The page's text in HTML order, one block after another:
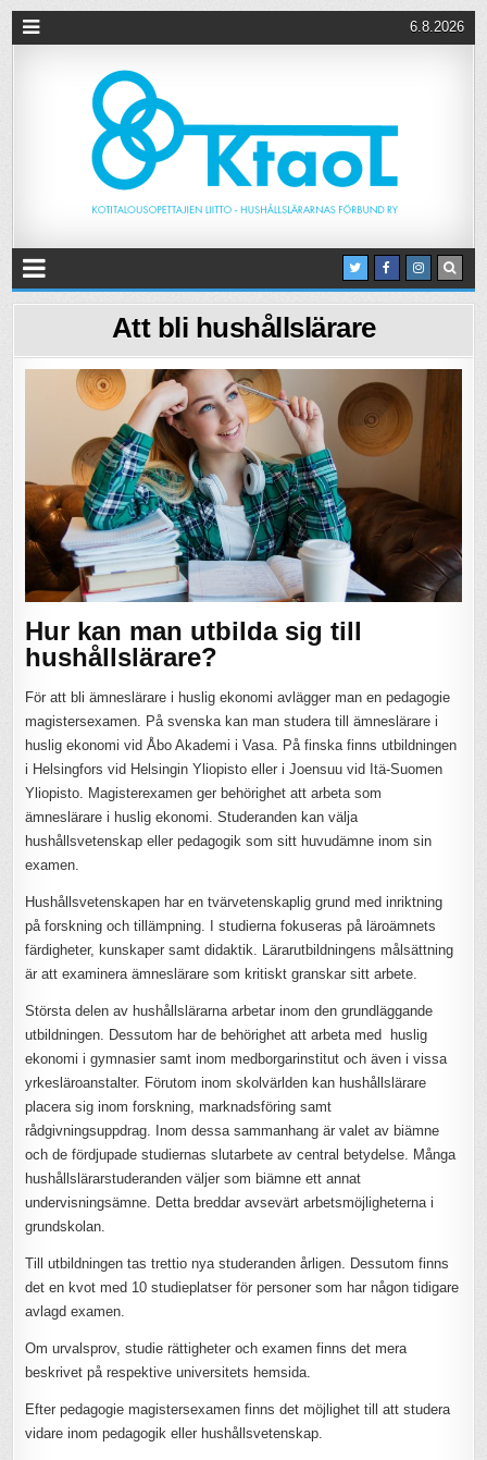
6.8.2026
Att bli hushållslärare
Hur kan man utbilda sig till
hushållslärare?
För att bli ämneslärare i huslig ekonomi avlägger man en pedagogie
magistersexamen. På svenska kan man studera till ämneslärare i
huslig ekonomi vid Åbo Akademi i Vasa. På finska finns utbildningen
i Helsingfors vid Helsingin Yliopisto eller i Joensuu vid Itä-Suomen
Yliopisto. Magisterexamen ger behörighet att arbeta som
ämneslärare i huslig ekonomi. Studeranden kan välja
hushållsvetenskap eller pedagogik som sitt huvudämne inom sin
examen.
Hushållsvetenskapen har en tvärvetenskaplig grund med inriktning
på forskning och tillämpning. I studierna fokuseras på läroämnets
färdigheter, kunskaper samt didaktik. Lärarutbildningens målsättning
är att examinera ämneslärare som kritiskt granskar sitt arbete.
Största delen av hushållslärarna arbetar inom den grundläggande
utbildningen. Dessutom har de behörighet att arbeta med huslig
ekonomi i gymnasier samt inom medborgarinstitut och även i vissa
yrkesläroanstalter. Förutom inom skolvärlden kan hushållslärare
placera sig inom forskning, marknadsföring samt
rådgivningsuppdrag. Inom dessa sammanhang är valet av biämne
och de fördjupade studiernas slutarbete av central betydelse. Många
hushållslärarstuderanden väljer som biämne ett annat
undervisningsämne. Detta breddar avsevärt arbetsmöjligheterna i
grundskolan.
Till utbildningen tas trettio nya studeranden årligen. Dessutom finns
det en kvot med 10 studieplatser för personer som har någon tidigare
avlagd examen.
Om urvalsprov, studie rättigheter och examen finns det mera
beskrivet på respektive universitets hemsida.
Efter pedagogie magistersexamen finns det möjlighet till att studera
vidare inom pedagogik eller hushållsvetenskap.